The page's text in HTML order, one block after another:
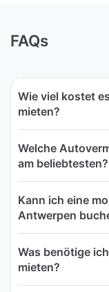
FAQs
Wie viel kostet
mieten?
Welche
am beliebtesten?
Kann ich eine
Antwerpen
Was benötige
mieten?